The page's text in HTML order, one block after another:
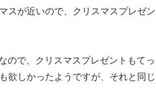
スが近いので、クリスマスプレゼン
ので、クリスマスプレゼントもてっ
欲しかったようですが、それと同じ